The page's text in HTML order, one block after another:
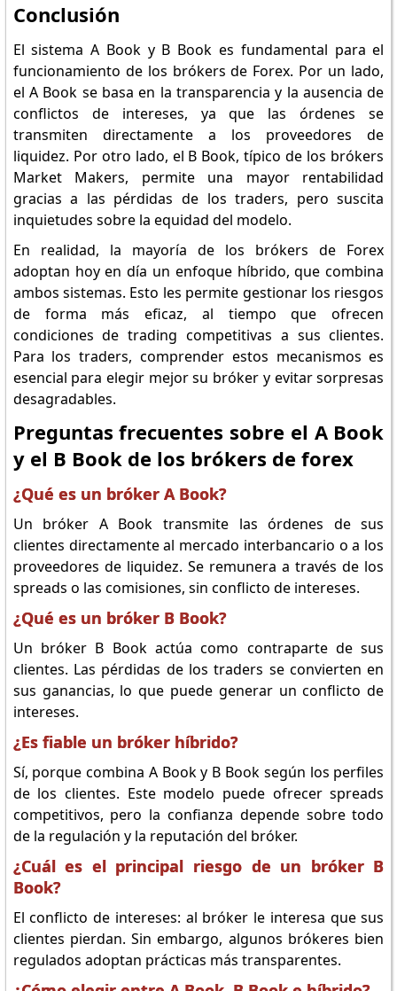
Conclusión
El sistema A Book y B Book es fundamental para el
funcionamiento de los brókers de Forex. Por un lado,
el A Book se basa en la transparencia y la ausencia de
conflictos de intereses, ya que las órdenes se
transmiten directamente a los proveedores de
liquidez. Por otro lado, el B Book, típico de los brókers
Market Makers, permite una mayor rentabilidad
gracias a las pérdidas de los traders, pero suscita
inquietudes sobre la equidad del modelo.
En realidad, la mayoría de los brókers de Forex
adoptan hoy en día un enfoque híbrido, que combina
ambos sistemas. Esto les permite gestionar los riesgos
de forma más eficaz, al tiempo que ofrecen
condiciones de trading competitivas a sus clientes.
Para los traders, comprender estos mecanismos es
esencial para elegir mejor su bróker y evitar sorpresas
desagradables.
Preguntas frecuentes sobre el A Book
y el B Book de los brókers de forex
¿Qué es un bróker A Book?
Un bróker A Book transmite las órdenes de sus
clientes directamente al mercado interbancario o a los
proveedores de liquidez. Se remunera a través de los
spreads o las comisiones, sin conflicto de intereses.
¿Qué es un bróker B Book?
Un bróker B Book actúa como contraparte de sus
clientes. Las pérdidas de los traders se convierten en
sus ganancias, lo que puede generar un conflicto de
intereses.
¿Es fiable un bróker híbrido?
Sí, porque combina A Book y B Book según los perfiles
de los clientes. Este modelo puede ofrecer spreads
competitivos, pero la confianza depende sobre todo
de la regulación y la reputación del bróker.
¿Cuál es el principal riesgo de un bróker B
Book?
El conflicto de intereses: al bróker le interesa que sus
clientes pierdan. Sin embargo, algunos brókeres bien
regulados adoptan prácticas más transparentes.